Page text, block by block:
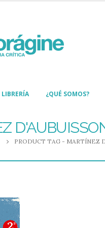
LIBRERÍA ¿QUÉ SOMOS?
PRODUCT TAG - MARTÍNEZ